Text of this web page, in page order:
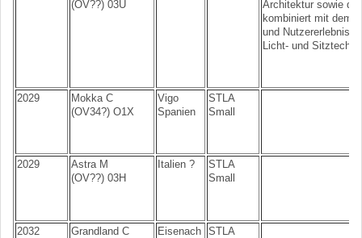
(OV??) 03U
Architektur sowie
kombiniert mit dem
und Nutzererlebnis,
Licht- und
2029
Mokka C
(OV34?) O1X
Vigo
Spanien
STLA
Small
2029
Astra M
(OV??) 03H
Italien ?
STLA
Small
2032
Grandland C
Eisenach STLA